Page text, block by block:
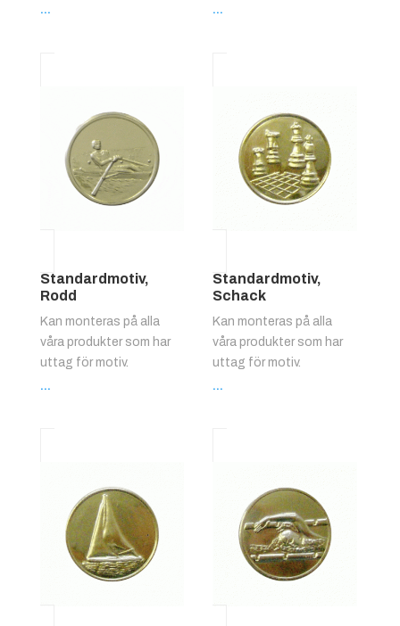
... ...
Standardmotiv,
Rodd
Kan monteras på alla
våra produkter som har
uttag för motiv.
...
Standardmotiv,
Schack
Kan monteras på alla
våra produkter som har
uttag för motiv.
...